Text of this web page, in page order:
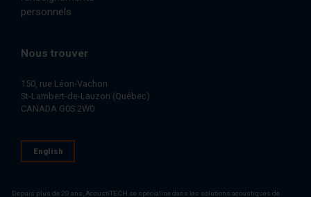
personnels
Nous trouver
150, rue Léon-Vachon
St-Lambert-de-Lauzon (Québec)
CANADA G0S 2W0
English
Depuis plus de 20 ans, AcoustiTECH se spécialise dans les solutions acoustiques de